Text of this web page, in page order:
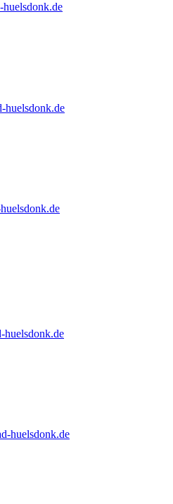
huelsdonk.de
huelsdonk.de
huelsdonk.de
huelsdonk.de